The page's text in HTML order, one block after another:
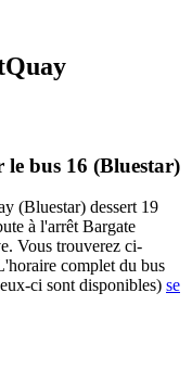
bus 16 (Bluestar)
(Bluestar) dessert 19
à l'arrêt Bargate
Vous trouverez ci-
complet du bus
ci sont disponibles) se